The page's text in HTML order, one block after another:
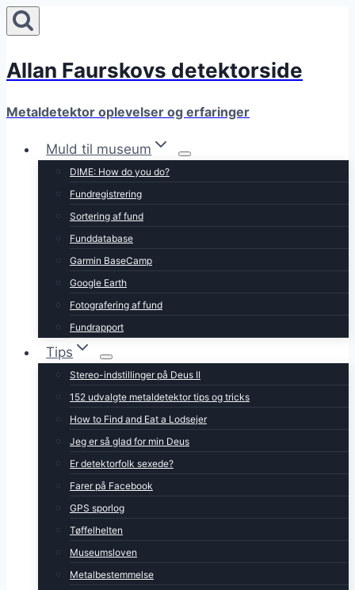
Fortsæt
til
indhold
Allan Faurskovs detektorside
Metaldetektor oplevelser og erfaringer
Muld til museum
DIME: How do you do?
Fundregistrering
Sortering af fund
Funddatabase
Garmin BaseCamp
Google Earth
Fotografering af fund
Fundrapport
Tips
Stereo-indstillinger på Deus II
152 udvalgte metaldetektor tips og tricks
How to Find and Eat a Lodsejer
Jeg er så glad for min Deus
Er detektorfolk sexede?
Farer på Facebook
GPS sporlog
Tøffelhelten
Museumsloven
Metalbestemmelse